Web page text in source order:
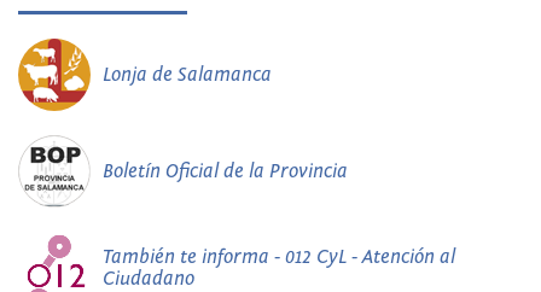
Lonja de Salamanca
Boletín Oficial de la Provincia
También te informa - 012 CyL - Atención al
Ciudadano